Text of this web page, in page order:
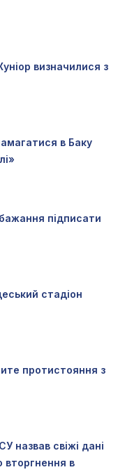
визначилися з
в Баку
підписати
стадіон
протистояння з
назвав свіжі дані
вторгнення в